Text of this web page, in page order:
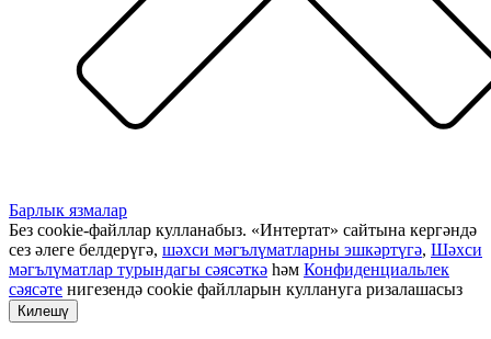
Барлык язмалар
Без cookie-файллар кулланабыз. «Интертат» сайтына кергәндә
сез әлеге белдерүгә, шәхси мәгълүматларны эшкәртүгә, Шәхси
мәгълүматлар турындагы сәясәткә һәм Конфиденциальлек
сәясәте нигезендә cookie файлларын куллануга ризалашасыз
Килешү